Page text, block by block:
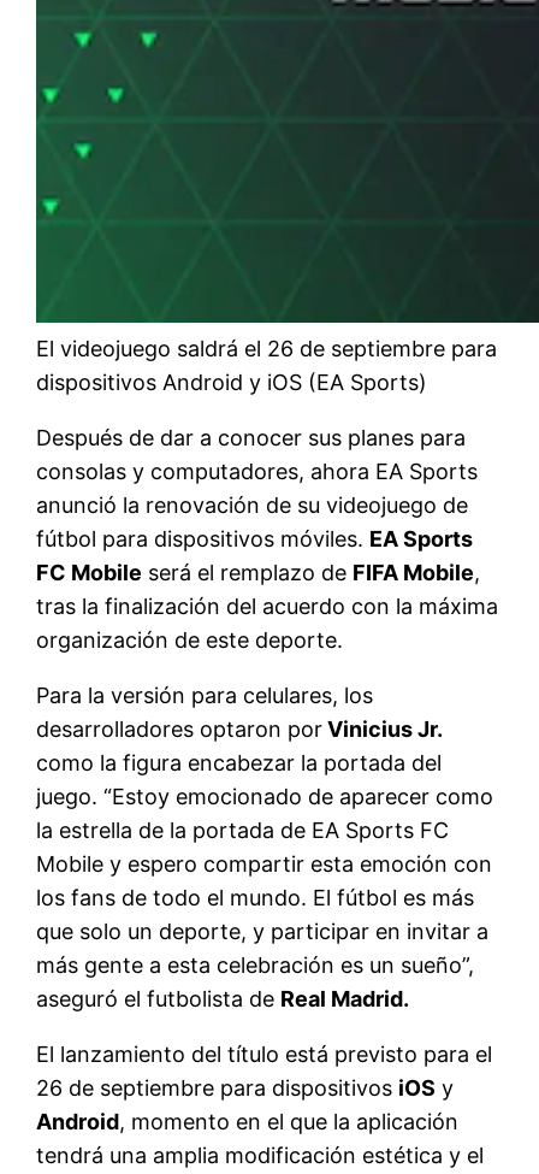
El videojuego saldrá el 26 de septiembre para
dispositivos Android y iOS (EA Sports)
Después de dar a conocer sus planes para
consolas y computadores, ahora EA Sports
anunció la renovación de su videojuego de
fútbol para dispositivos móviles. EA Sports
FC Mobile será el remplazo de FIFA Mobile,
tras la finalización del acuerdo con la máxima
organización de este deporte.
Para la versión para celulares, los
desarrolladores optaron porVinicius Jr.
como la figura encabezar la portada del
juego. “Estoy emocionado de aparecer como
la estrella de la portada de EA Sports FC
Mobile y espero compartir esta emoción con
los fans de todo el mundo. El fútbol es más
que solo un deporte, y participar en invitar a
más gente a esta celebración es un sueño”,
aseguró el futbolista de Real Madrid.
El lanzamiento del título está previsto para el
26 de septiembre para dispositivos iOS y
Android, momento en el que la aplicación
tendrá una amplia modificación estética y el